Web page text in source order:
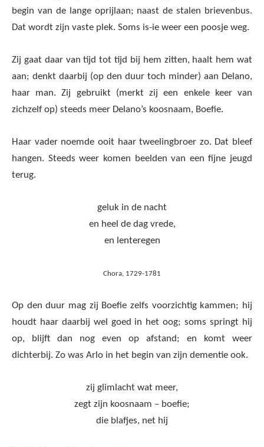
begin van de lange oprijlaan; naast de stalen brievenbus.
Dat wordt zijn vaste plek. Soms is-ie weer een poosje weg.
Zij gaat daar van tijd tot tijd bij hem zitten, haalt hem wat
aan; denkt daarbij (op den duur toch minder) aan Delano,
haar man. Zij gebruikt (merkt zij een enkele keer van
zichzelf op) steeds meer Delano’s koosnaam, Boefie.
Haar vader noemde ooit haar tweelingbroer zo. Dat bleef
hangen. Steeds weer komen beelden van een fijne jeugd
terug.
geluk in de nacht
en heel de dag vrede,
en lenteregen
Chora, 1729-1781
Op den duur mag zij Boefie zelfs voorzichtig kammen; hij
houdt haar daarbij wel goed in het oog; soms springt hij
op, blijft dan nog even op afstand; en komt weer
dichterbij. Zo was Arlo in het begin van zijn dementie ook.
zij glimlacht wat meer,
zegt zijn koosnaam – boefie;
die blafjes, net hij